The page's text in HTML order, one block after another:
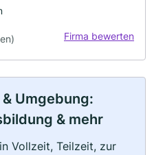
Firma bewerten
Umgebung:
& mehr
Vollzeit, Teilzeit, zur